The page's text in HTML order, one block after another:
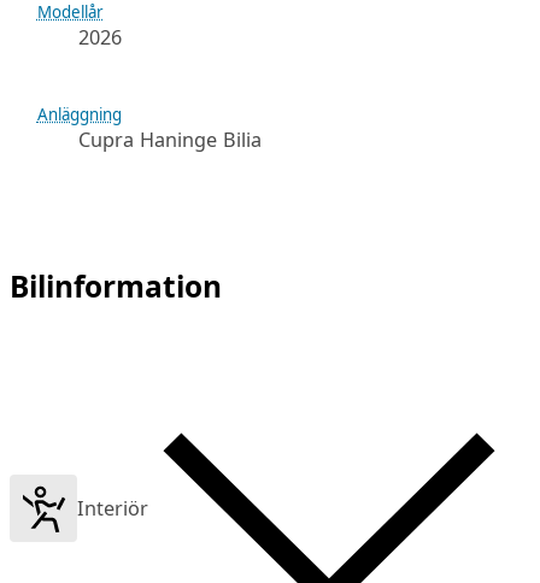
Modellår
2026
Anläggning
Cupra Haninge Bilia
Bilinformation
Interiör